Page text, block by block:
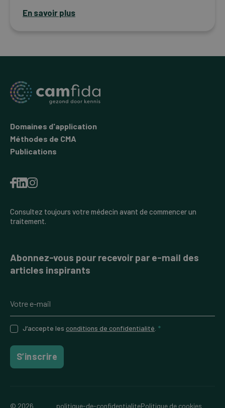
En savoir plus
Domaines d'application
Méthodes de CMA
Publications
Consultez toujours votre médecin avant de commencer un
traitement.
Abonnez-vous pour recevoir par e-mail des
articles inspirants
J’accepte les conditions de confidentialité. *
S’inscrire
© 2026 politique-de-confidentialitePolitique de cookies